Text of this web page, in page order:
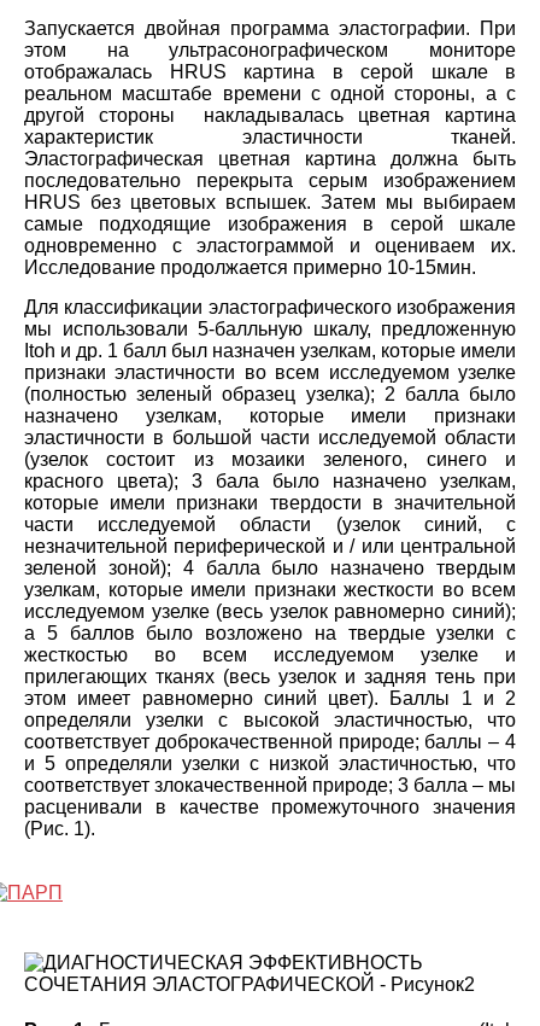
Запускается двойная программа эластографии. При
этом на ультрасонографическом мониторе
отображалась HRUS картина в серой шкале в
реальном масштабе времени с одной стороны, а с
другой стороны накладывалась цветная картина
характеристик эластичности тканей.
Эластографическая цветная картина должна быть
последовательно перекрыта серым изображением
HRUS без цветовых вспышек. Затем мы выбираем
самые подходящие изображения в серой шкале
одновременно с эластограммой и оцениваем их.
Исследование продолжается примерно 10-15мин.
Для классификации эластографического изображения
мы использовали 5-балльную шкалу, предложенную
Itoh и др. 1 балл был назначен узелкам, которые имели
признаки эластичности во всем исследуемом узелке
(полностью зеленый образец узелка); 2 балла было
назначено узелкам, которые имели признаки
эластичности в большой части исследуемой области
(узелок состоит из мозаики зеленого, синего и
красного цвета); 3 бала было назначено узелкам,
которые имели признаки твердости в значительной
части исследуемой области (узелок синий, с
незначительной периферической и / или центральной
зеленой зоной); 4 балла было назначено твердым
узелкам, которые имели признаки жесткости во всем
исследуемом узелке (весь узелок равномерно синий);
а 5 баллов было возложено на твердые узелки с
жесткостью во всем исследуемом узелке и
прилегающих тканях (весь узелок и задняя тень при
этом имеет равномерно синий цвет). Баллы 1 и 2
определяли узелки с высокой эластичностью, что
соответствует доброкачественной природе; баллы – 4
и 5 определяли узелки с низкой эластичностью, что
соответствует злокачественной природе; 3 балла – мы
расценивали в качестве промежуточного значения
(Рис. 1).